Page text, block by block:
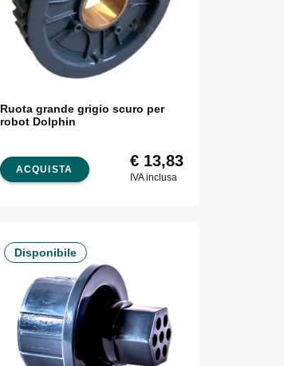
Ruota grande grigio scuro per
robot Dolphin
ACQUISTA € 13,83
IVA inclusa
Disponibile